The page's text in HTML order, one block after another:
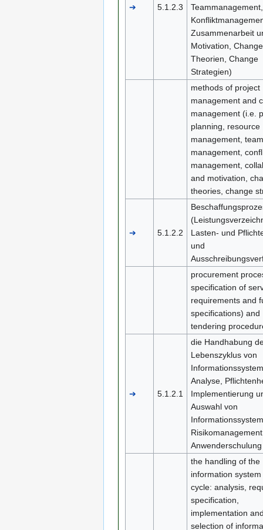
➔ 5.1.2.3
Teammanagement,
Zusammenarbeit
Motivation, Change
Theorien, Change
Strategien)
methods of project
management and
management (i.e.
planning, resource
management, team
management,
management,
and motivation,
theories, change
➔ 5.1.2.2
Lasten- und
und
procurement
specification of
requirements and
specifications) and
tendering
➔ 5.1.2.1
die Handhabung
Lebenszyklus von
Analyse,
Implementierung
Auswahl von
Anwenderschulung
the handling of the
information system
cycle: analysis,
specification,
implementation
selection of